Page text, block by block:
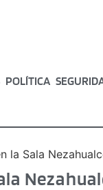
POLÍTICA
la Sala